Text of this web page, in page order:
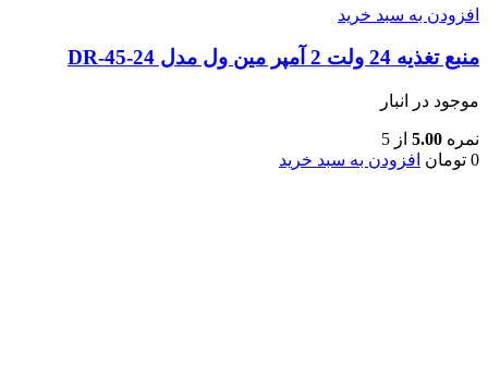
افزودن به سبد خرید
منبع تغذیه 24 ولت 2 آمپر مین ول مدل DR-45-24
موجود در انبار
نمره 5.00 از 5
0 تومان افزودن به سبد خرید